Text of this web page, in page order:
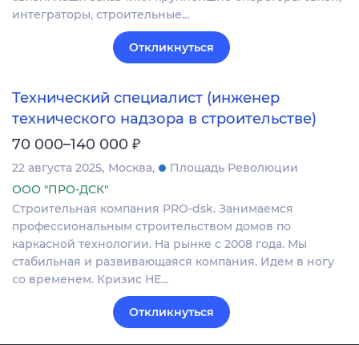
интеграторы, строительные…
Откликнуться
Технический специалист (инженер
технического надзора в строительстве)
70 000–140 000 ₽
22 августа 2025 Москва
Площадь Революции
ООО "ПРО-ДСК"
Строительная компания PRO-dsk. Занимаемся
профессиональным строительством домов по
каркасной технологии. На рынке с 2008 года. Мы
стабильная и развивающаяся компания. Идем в ногу
со временем. Кризис НЕ…
Откликнуться